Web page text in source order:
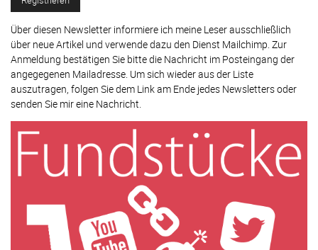
Über diesen Newsletter informiere ich meine Leser ausschließlich
über neue Artikel und verwende dazu den Dienst Mailchimp. Zur
Anmeldung bestätigen Sie bitte die Nachricht im Posteingang der
angegegenen Mailadresse. Um sich wieder aus der Liste
auszutragen, folgen Sie dem Link am Ende jedes Newsletters oder
senden Sie mir eine Nachricht.